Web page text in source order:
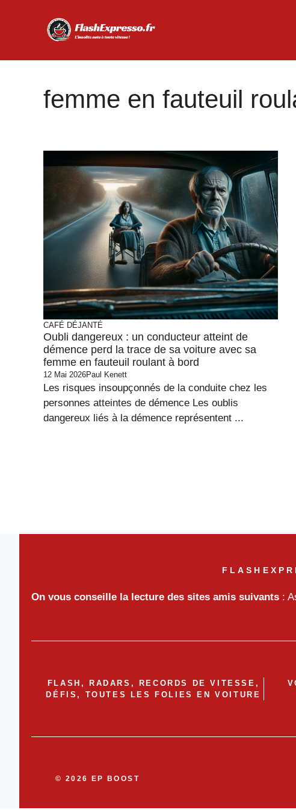
femme en fauteuil
CAFÉ DÉJANTÉ
Oubli dangereux : un conducteur atteint de
démence perd la trace de sa voiture avec sa
femme en fauteuil roulant à bord
12 Mai 2026Paul Kenett
Les risques insoupçonnés de la conduite chez les
personnes atteintes de démence Les oublis
dangereux liés à la démence représentent ...
On vous conseille la lecture des sites amis suivants :
FLASH, RADARS, RECORDS DE VITESSE,
DÉFIS, TOUTES LES FOLIES EN VOITURE
© 2026 EP BOOST